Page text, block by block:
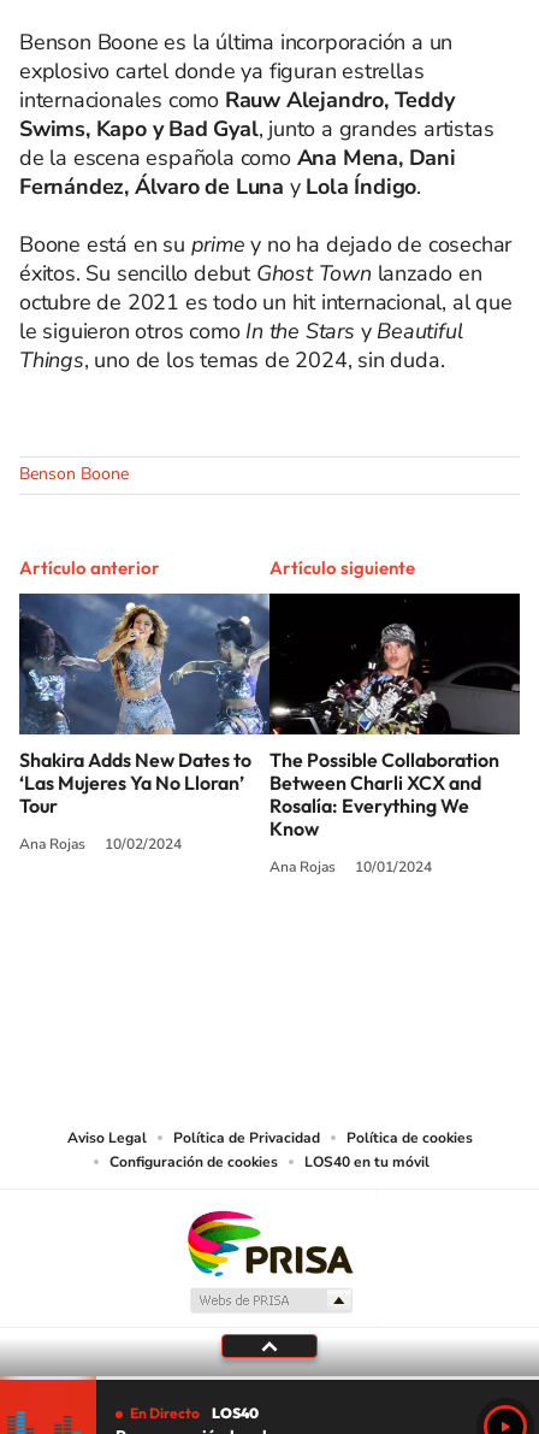
Benson Boone es la última incorporación a un
explosivo cartel donde ya figuran estrellas
internacionales como Rauw Alejandro, Teddy
Swims, Kapo y Bad Gyal, junto a grandes artistas
de la escena española como Ana Mena, Dani
Fernández, Álvaro de Luna y Lola Índigo.
Boone está en su prime y no ha dejado de cosechar
éxitos. Su sencillo debut Ghost Town lanzado en
octubre de 2021 es todo un hit internacional, al que
le siguieron otros como In the Stars y Beautiful
Things, uno de los temas de 2024, sin duda.
Benson Boone
Artículo anterior
Shakira Adds New Dates to
‘Las Mujeres Ya No Lloran’
Tour
Ana Rojas 10/02/2024
Artículo siguiente
The Possible Collaboration
Between Charli XCX and
Rosalía: Everything We
Know
Ana Rojas 10/01/2024
Aviso Legal Política de Privacidad
Política de cookies
Configuración de cookies
LOS40 en tu móvil
En Directo LOS40